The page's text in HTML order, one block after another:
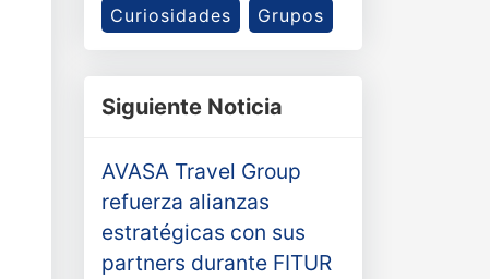
Curiosidades
Grupos
Siguiente Noticia
AVASA Travel Group
refuerza alianzas
estratégicas con sus
partners durante FITUR